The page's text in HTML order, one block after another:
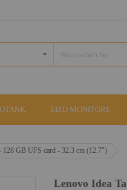
EIZO MONITORE
128 GB UFS card - 32.3 cm (12.7")
Lenovo Idea